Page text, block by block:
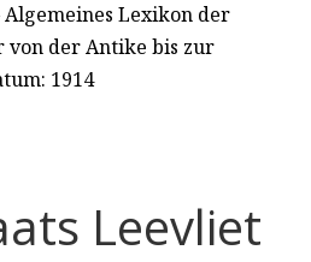
Lexikon der
von der Antike bis zur
1914
Leevliet